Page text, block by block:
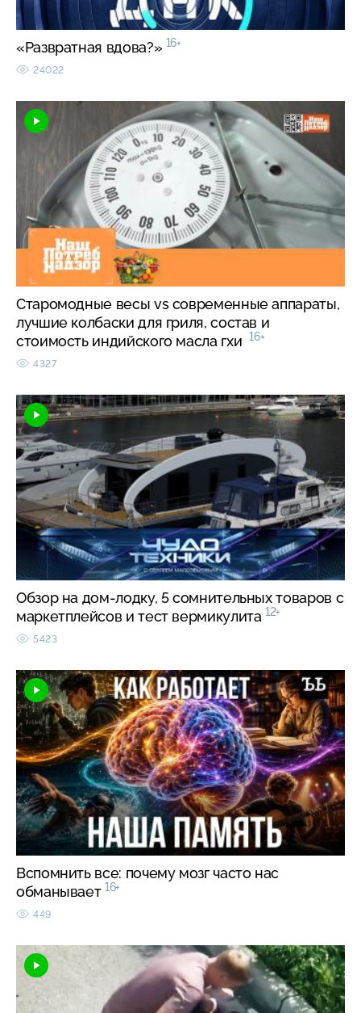
«Развратная вдова?» 16+
24022
Старомодные весы vs современные аппараты,
лучшие колбаски для гриля, состав и
стоимость индийского масла гхи 16+
4327
Обзор на дом-лодку, 5 сомнительных товаров с
маркетплейсов и тест вермикулита 12+
5423
Вспомнить все: почему мозг часто нас
обманывает 16+
449